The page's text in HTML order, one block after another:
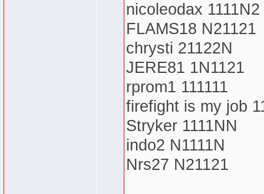
nicoleodax 1111N2
FLAMS18 N21121
chrysti 21122N
JERE81 1N1121
rprom1 111111
firefight is my job
Stryker 1111NN
indo2 N1111N
Nrs27 N21121